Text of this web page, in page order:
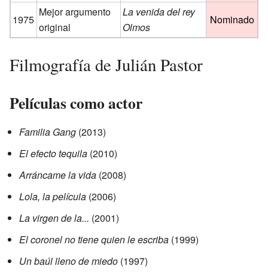
1975
Mejor argumento
original
La venida del rey
Olmos
Nominado
Filmografía de Julián Pastor
Películas como actor
Familia Gang (2013)
El efecto tequila (2010)
Arráncame la vida (2008)
Lola, la película (2006)
La virgen de la... (2001)
El coronel no tiene quien le escriba (1999)
Un baúl lleno de miedo (1997)